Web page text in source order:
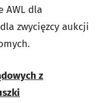
AWL dla
zwycięzcy aukcji
z